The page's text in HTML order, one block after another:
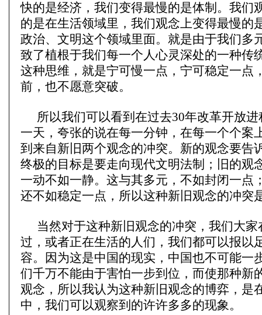
快的是经济，我们变得最慢的是体制。我们
的是在生活领域里，我们观念上变得最慢的
政治、文明这个领域里面。就是由于我们多
致了植根于我们每一个人心灵深处的一种传
这种思维，就是宁可慢一点，宁可稳定一点
前，也不愿意突破。
所以我们可以看到在过去30年改革开放
一天，夸张的说在每一分钟，在每一个个案
到来自新旧两个观念的冲突。新的观念要告
终极的目标是要走向现代文明法制；旧的观
一动不如一静。这与其多元，不如封闭一点
还不如稳定一点，所以这种新旧观念的冲突
当然对于这种新旧观念的冲突，我们大
过，或者正在生活的人们，我们都可以报以
容。因为这是中国的现实，中国也不可能一
们千万不能由于害怕一步到位，而使那种新
观念，所以我认为这种新旧观念的博弈，是
中，我们可以观察到的许许多多的现象。